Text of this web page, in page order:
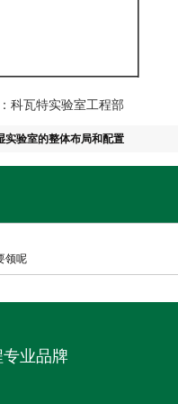
工程部
实验室的整体布局和配置
领呢
业品牌